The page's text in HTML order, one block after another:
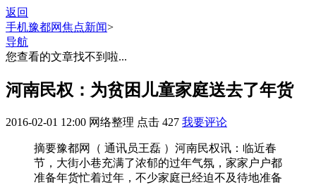
返回
手机豫都网焦点新闻>
导航
您查看的文章找不到啦...
河南民权：为贫困儿童家庭送去了年货
2016-02-01 12:00 网络整理 点击 427 我要评论
摘要豫都网（ 通讯员王磊 ）河南民权讯：临近春
节，大街小巷充满了浓郁的过年气氛，家家户户都
准备年货忙着过年，不少家庭已经迫不及待地准备